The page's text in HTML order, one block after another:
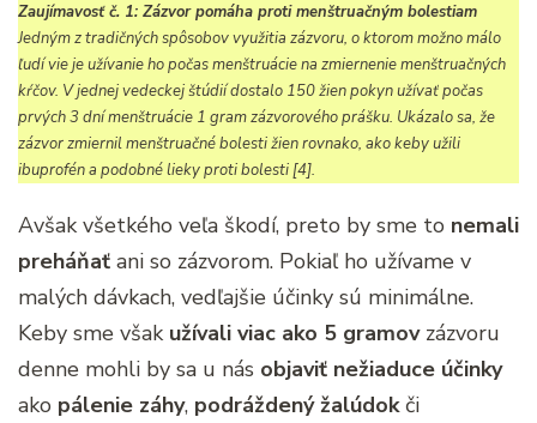
Zaujímavosť č. 1: Zázvor pomáha proti menštruačným bolestiam
Jedným z tradičných spôsobov využitia zázvoru, o ktorom možno málo
ľudí vie je užívanie ho počas menštruácie na zmiernenie menštruačných
kŕčov. V jednej vedeckej štúdií dostalo 150 žien pokyn užívať počas
prvých 3 dní menštruácie 1 gram zázvorového prášku. Ukázalo sa, že
zázvor zmiernil menštruačné bolesti žien rovnako, ako keby užili
ibuprofén a podobné lieky proti bolesti [4].
Avšak všetkého veľa škodí, preto by sme to nemali
preháňať ani so zázvorom. Pokiaľ ho užívame v
malých dávkach, vedľajšie účinky sú minimálne.
Keby sme však užívali viac ako 5 gramovzázvoru
denne mohli by sa u nás objaviť nežiaduce účinky
ako pálenie záhy, podráždený žalúdokči